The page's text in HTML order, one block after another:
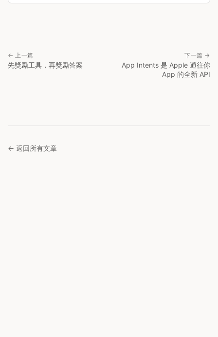
← 上一篇
先獎勵工具，再獎勵答案
下一篇 →
App Intents 是 Apple 通往你
App 的全新 API
← 返回所有文章